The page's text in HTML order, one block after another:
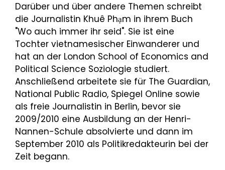
Darüber und über andere Themen schreibt
die Journalistin Khuê Phạm in ihrem Buch
"Wo auch immer ihr seid". Sie ist eine
Tochter vietnamesischer Einwanderer und
hat an der London School of Economics and
Political Science Soziologie studiert.
Anschließend arbeitete sie für The Guardian,
National Public Radio, Spiegel Online sowie
als freie Journalistin in Berlin, bevor sie
2009/2010 eine Ausbildung an der Henri-
Nannen-Schule absolvierte und dann im
September 2010 als Politikredakteurin bei der
Zeit begann.